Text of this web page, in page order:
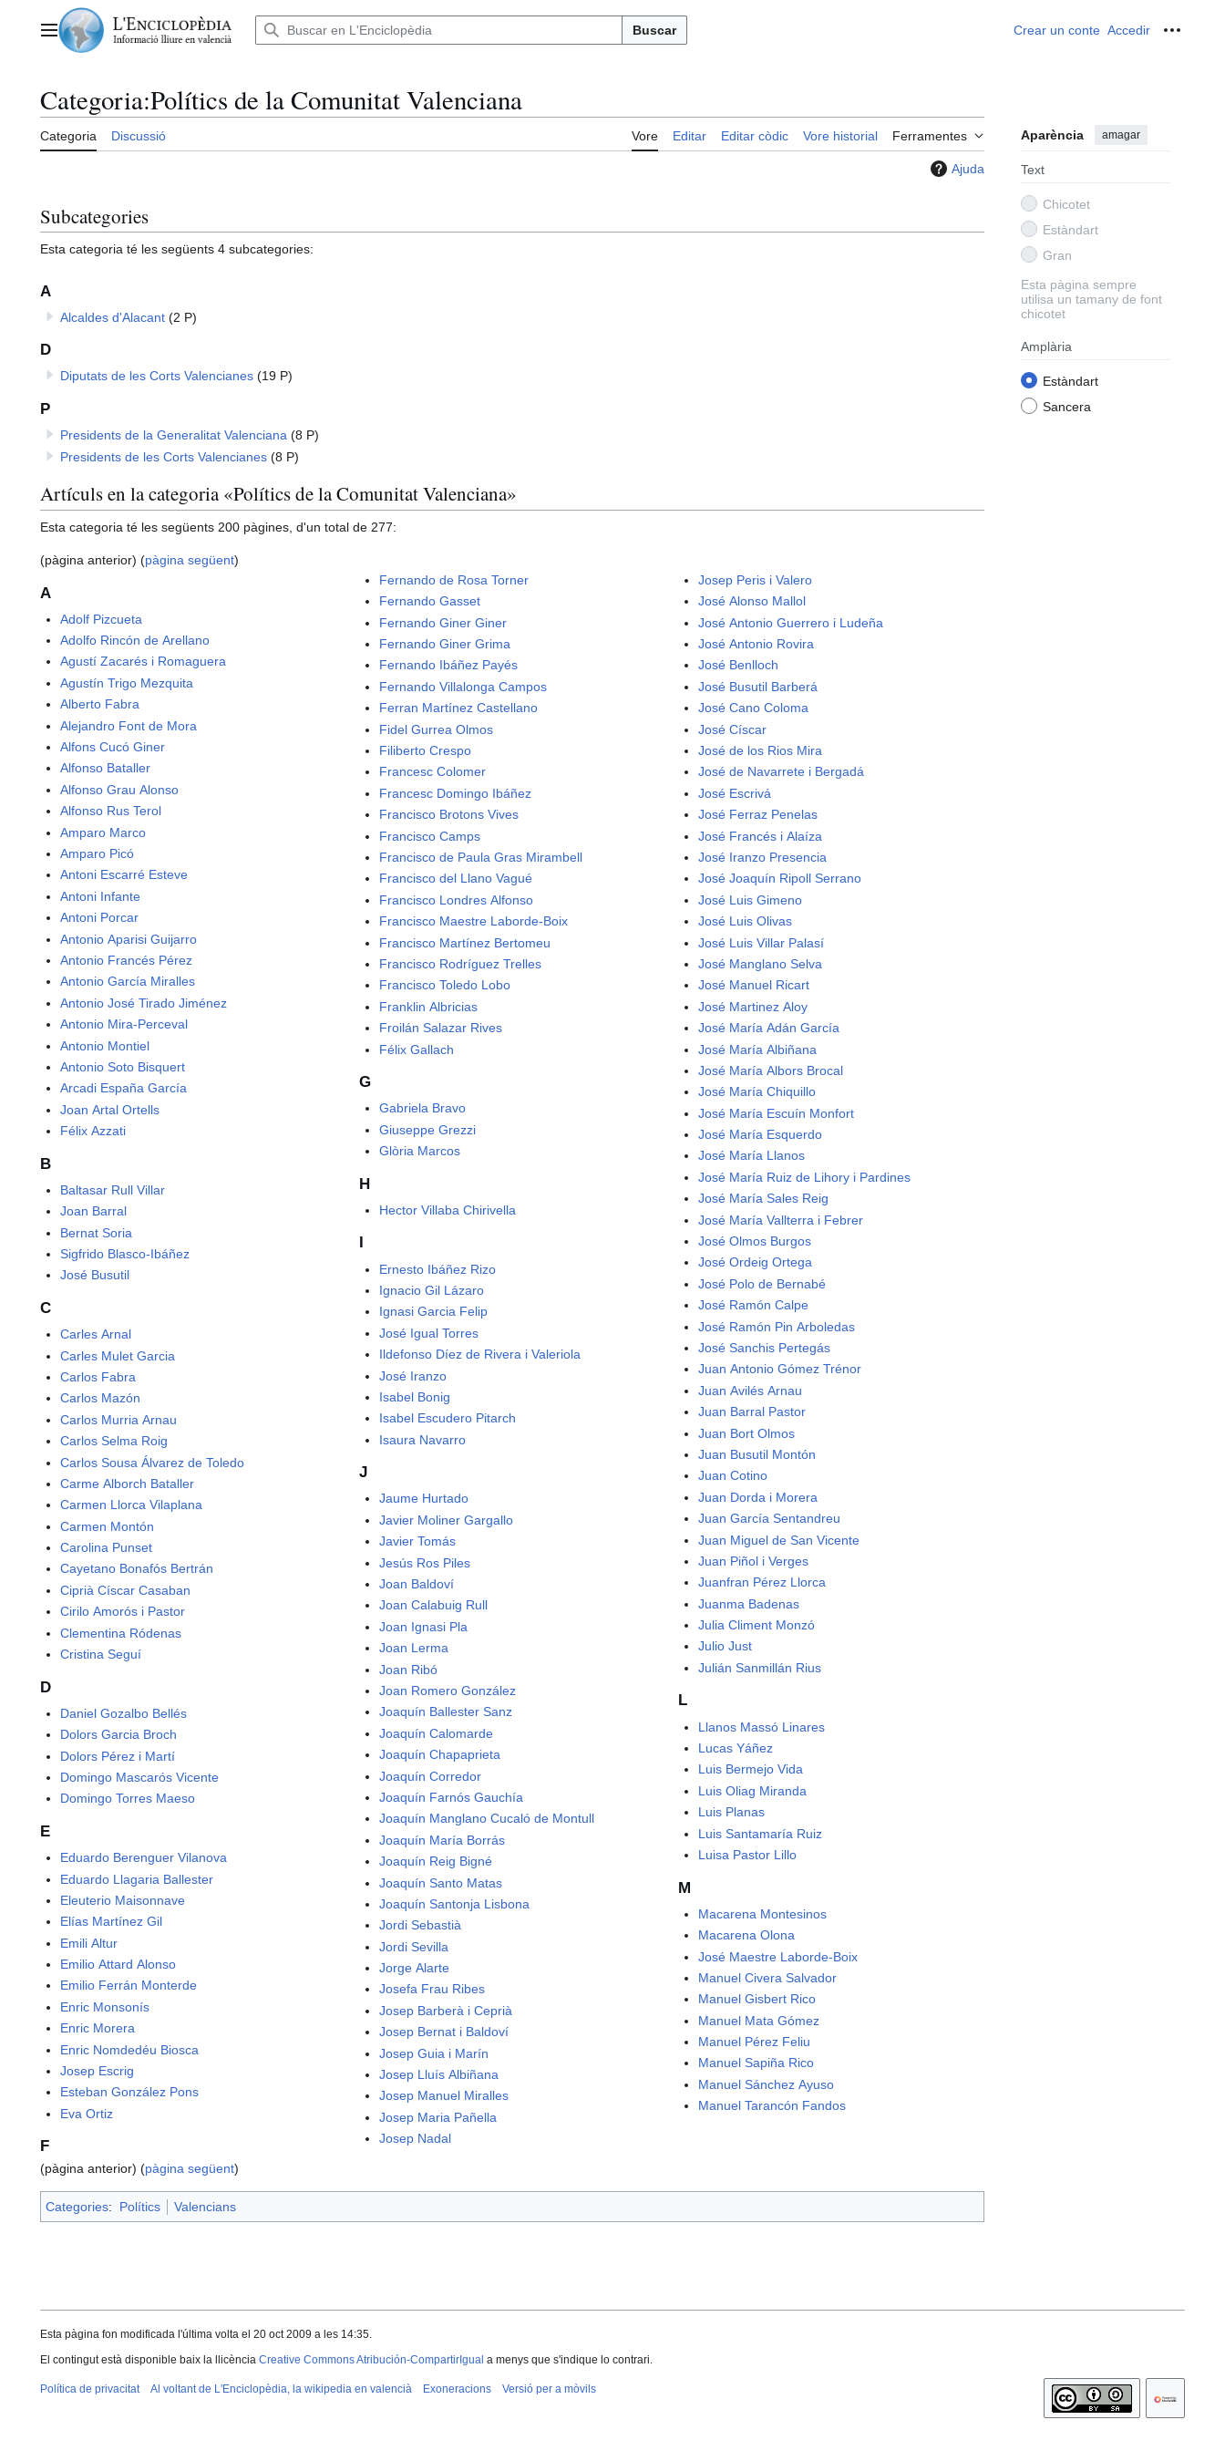
contingutMenú principal Buscar Crear un conte Accedir
Categoria:Polítics de la Comunitat Valenciana
Categoria Discussió Vore Editar Editar còdic Vore historial Ferramentes Aparència amagar
Text
Chicotet
Estàndart
Gran
Esta pàgina sempre
utilisa un tamany de font
chicotet
Amplària
Estàndart
Sancera
Ajuda
Subcategories
Esta categoria té les següents 4 subcategories:
A
Alcaldes d'Alacant (2 P)
D
Diputats de les Corts Valencianes (19 P)
P
Presidents de la Generalitat Valenciana (8 P)
Presidents de les Corts Valencianes (8 P)
Artículs en la categoria «Polítics de la Comunitat Valenciana»
Esta categoria té les següents 200 pàgines, d'un total de 277:
(pàgina anterior) (pàgina següent)
A
Adolf Pizcueta
Adolfo Rincón de Arellano
Agustí Zacarés i Romaguera
Agustín Trigo Mezquita
Alberto Fabra
Alejandro Font de Mora
Alfons Cucó Giner
Alfonso Bataller
Alfonso Grau Alonso
Alfonso Rus Terol
Amparo Marco
Amparo Picó
Antoni Escarré Esteve
Antoni Infante
Antoni Porcar
Antonio Aparisi Guijarro
Antonio Francés Pérez
Antonio García Miralles
Antonio José Tirado Jiménez
Antonio Mira-Perceval
Antonio Montiel
Antonio Soto Bisquert
Arcadi España García
Joan Artal Ortells
Félix Azzati
B
Baltasar Rull Villar
Joan Barral
Bernat Soria
Sigfrido Blasco-Ibáñez
José Busutil
C
Carles Arnal
Carles Mulet Garcia
Carlos Fabra
Carlos Mazón
Carlos Murria Arnau
Carlos Selma Roig
Carlos Sousa Álvarez de Toledo
Carme Alborch Bataller
Carmen Llorca Vilaplana
Carmen Montón
Carolina Punset
Cayetano Bonafós Bertrán
Ciprià Císcar Casaban
Cirilo Amorós i Pastor
Clementina Ródenas
Cristina Seguí
D
Daniel Gozalbo Bellés
Dolors Garcia Broch
Dolors Pérez i Martí
Domingo Mascarós Vicente
Domingo Torres Maeso
E
Eduardo Berenguer Vilanova
Eduardo Llagaria Ballester
Eleuterio Maisonnave
Elías Martínez Gil
Emili Altur
Emilio Attard Alonso
Emilio Ferrán Monterde
Enric Monsonís
Enric Morera
Enric Nomdedéu Biosca
Josep Escrig
Esteban González Pons
Eva Ortiz
F
Fernando de Rosa Torner
Fernando Gasset
Fernando Giner Giner
Fernando Giner Grima
Fernando Ibáñez Payés
Fernando Villalonga Campos
Ferran Martínez Castellano
Fidel Gurrea Olmos
Filiberto Crespo
Francesc Colomer
Francesc Domingo Ibáñez
Francisco Brotons Vives
Francisco Camps
Francisco de Paula Gras Mirambell
Francisco del Llano Vagué
Francisco Londres Alfonso
Francisco Maestre Laborde-Boix
Francisco Martínez Bertomeu
Francisco Rodríguez Trelles
Francisco Toledo Lobo
Franklin Albricias
Froilán Salazar Rives
Félix Gallach
G
Gabriela Bravo
Giuseppe Grezzi
Glòria Marcos
H
Hector Villaba Chirivella
Ernesto Ibáñez Rizo
Ignacio Gil Lázaro
Ignasi Garcia Felip
José Igual Torres
Ildefonso Díez de Rivera i Valeriola
José Iranzo
Isabel Bonig
Isabel Escudero Pitarch
Isaura Navarro
J
Jaume Hurtado
Javier Moliner Gargallo
Javier Tomás
Jesús Ros Piles
Joan Baldoví
Joan Calabuig Rull
Joan Ignasi Pla
Joan Lerma
Joan Ribó
Joan Romero González
Joaquín Ballester Sanz
Joaquín Calomarde
Joaquín Chapaprieta
Joaquín Corredor
Joaquín Farnós Gauchía
Joaquín Manglano Cucaló de Montull
Joaquín María Borrás
Joaquín Reig Bigné
Joaquín Santo Matas
Joaquín Santonja Lisbona
Jordi Sebastià
Jordi Sevilla
Jorge Alarte
Josefa Frau Ribes
Josep Barberà i Ceprià
Josep Bernat i Baldoví
Josep Guia i Marín
Josep Lluís Albiñana
Josep Manuel Miralles
Josep Maria Pañella
Josep Nadal
Josep Peris i Valero
José Alonso Mallol
José Antonio Guerrero i Ludeña
José Antonio Rovira
José Benlloch
José Busutil Barberá
José Cano Coloma
José Císcar
José de los Rios Mira
José de Navarrete i Bergadá
José Escrivá
José Ferraz Penelas
José Francés i Alaíza
José Iranzo Presencia
José Joaquín Ripoll Serrano
José Luis Gimeno
José Luis Olivas
José Luis Villar Palasí
José Manglano Selva
José Manuel Ricart
José Martinez Aloy
José María Adán García
José María Albiñana
José María Albors Brocal
José María Chiquillo
José María Escuín Monfort
José María Esquerdo
José María Llanos
José María Ruiz de Lihory i Pardines
José María Sales Reig
José María Vallterra i Febrer
José Olmos Burgos
José Ordeig Ortega
José Polo de Bernabé
José Ramón Calpe
José Ramón Pin Arboledas
José Sanchis Pertegás
Juan Antonio Gómez Trénor
Juan Avilés Arnau
Juan Barral Pastor
Juan Bort Olmos
Juan Busutil Montón
Juan Cotino
Juan Dorda i Morera
Juan García Sentandreu
Juan Miguel de San Vicente
Juan Piñol i Verges
Juanfran Pérez Llorca
Juanma Badenas
Julia Climent Monzó
Julio Just
Julián Sanmillán Rius
L
Llanos Massó Linares
Lucas Yáñez
Luis Bermejo Vida
Luis Oliag Miranda
Luis Planas
Luis Santamaría Ruiz
Luisa Pastor Lillo
M
Macarena Montesinos
Macarena Olona
José Maestre Laborde-Boix
Manuel Civera Salvador
Manuel Gisbert Rico
Manuel Mata Gómez
Manuel Pérez Feliu
Manuel Sapiña Rico
Manuel Sánchez Ayuso
Manuel Tarancón Fandos
(pàgina anterior) (pàgina següent)
Categories: Polítics Valencians
Esta pàgina fon modificada l'última volta el 20 oct 2009 a les 14:35.
El contingut està disponible baix la llicència Creative Commons Atribución-CompartirIgual a menys que s'indique lo contrari.
Política de privacitat Al voltant de L'Enciclopèdia, la wikipedia en valencià Exoneracions Versió per a mòvils